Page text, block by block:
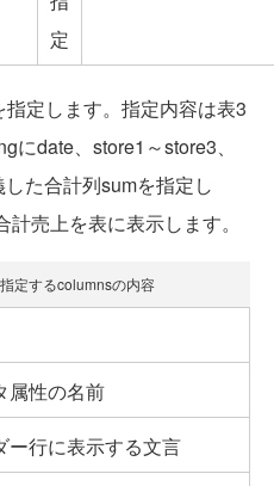
定
定します。指定内容は表3
date、store1～store3、
た合計列sumを指定し
売上を表に表示します。
定するcolumnsの内容
属性の名前
ー行に表示する文言